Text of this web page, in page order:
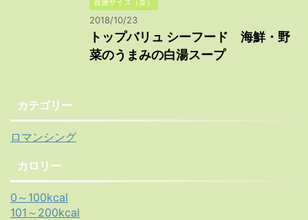
普通サイズ（並）
2018/10/23
トップバリュ シーフード 海鮮・野
菜のうまみの白湯スープ
カテゴリー
ロマンシング
カロリー
0～100kcal
101～200kcal